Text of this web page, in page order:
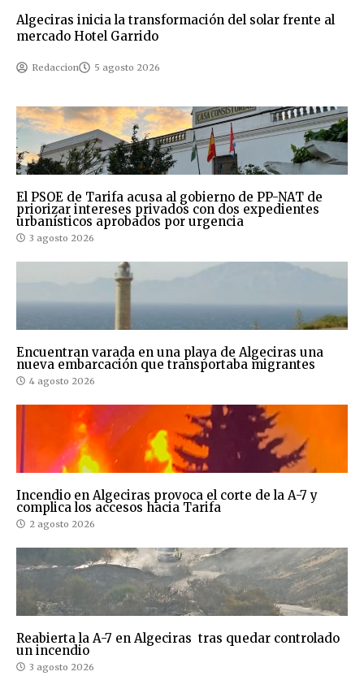
Algeciras inicia la transformación del solar frente al
mercado Hotel Garrido
Redaccion 5 agosto 2026
El PSOE de Tarifa acusa al gobierno de PP-NAT de
priorizar intereses privados con dos expedientes
urbanísticos aprobados por urgencia
3 agosto 2026
Encuentran varada en una playa de Algeciras una
nueva embarcación que transportaba migrantes
4 agosto 2026
Incendio en Algeciras provoca el corte de la A-7 y
complica los accesos hacia Tarifa
2 agosto 2026
Reabierta la A-7 en Algeciras tras quedar controlado
un incendio
3 agosto 2026